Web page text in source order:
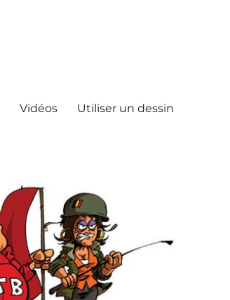
Vidéos Utiliser un dessin